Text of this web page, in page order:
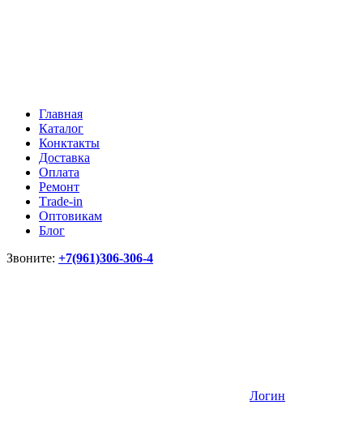
Главная
Каталог
Конктакты
Доставка
Оплата
Ремонт
Тrade-in
Оптовикам
Блог
Звоните: +7(961)306-306-4
Логин